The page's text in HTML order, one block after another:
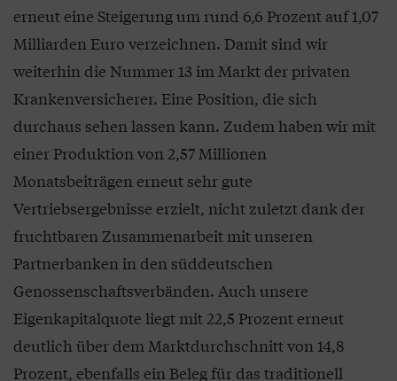
erneut eine Steigerung um rund 6,6 Prozent auf 1,07
Milliarden Euro verzeichnen. Damit sind wir
weiterhin die Nummer 13 im Markt der privaten
Krankenversicherer. Eine Position, die sich
durchaus sehen lassen kann. Zudem haben wir mit
einer Produktion von 2,57 Millionen
Monatsbeiträgen erneut sehr gute
Vertriebsergebnisse erzielt, nicht zuletzt dank der
fruchtbaren Zusammenarbeit mit unseren
Partnerbanken in den süddeutschen
Genossenschaftsverbänden. Auch unsere
Eigenkapitalquote liegt mit 22,5 Prozent erneut
deutlich über dem Marktdurchschnitt von 14,8
Prozent, ebenfalls ein Beleg für das traditionell